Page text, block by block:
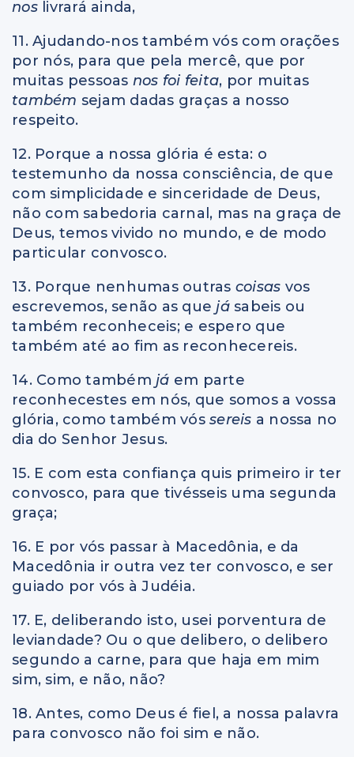
nos livrará ainda,
11. Ajudando-nos também vós com orações
por nós, para que pela mercê, que por
muitas pessoas nos foi feita, por muitas
também sejam dadas graças a nosso
respeito.
12. Porque a nossa glória é esta: o
testemunho da nossa consciência, de que
com simplicidade e sinceridade de Deus,
não com sabedoria carnal, mas na graça de
Deus, temos vivido no mundo, e de modo
particular convosco.
13. Porque nenhumas outras coisas vos
escrevemos, senão as quejá sabeis ou
também reconheceis; e espero que
também até ao fim as reconhecereis.
14. Como também já em parte
reconhecestes em nós, que somos a vossa
glória, como também vós sereis a nossa no
dia do Senhor Jesus.
15. E com esta confiança quis primeiro ir ter
convosco, para que tivésseis uma segunda
graça;
16. E por vós passar à Macedônia, e da
Macedônia ir outra vez ter convosco, e ser
guiado por vós à Judéia.
17. E, deliberando isto, usei porventura de
leviandade? Ou o que delibero, o delibero
segundo a carne, para que haja em mim
sim, sim, e não, não?
18. Antes, como Deus é fiel, a nossa palavra
para convosco não foi sim e não.